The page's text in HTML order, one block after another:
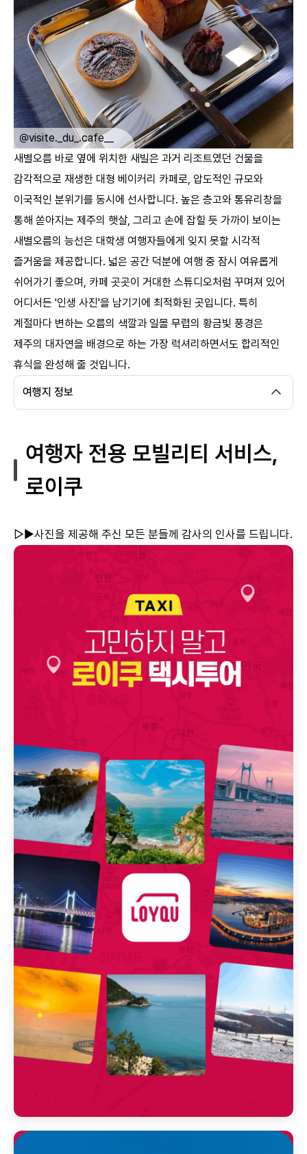
@eeung_ddy ㅤ
새별오름 바로 옆에 위치한 새빌은 과거 리조트였던 건물을
감각적으로 재생한 대형 베이커리 카페로, 압도적인 규모와
이국적인 분위기를 동시에 선사합니다. 높은 층고와 통유리창을
통해 쏟아지는 제주의 햇살, 그리고 손에 잡힐 듯 가까이 보이는
새별오름의 능선은 대학생 여행자들에게 잊지 못할 시각적
즐거움을 제공합니다. 넓은 공간 덕분에 여행 중 잠시 여유롭게
쉬어가기 좋으며, 카페 곳곳이 거대한 스튜디오처럼 꾸며져 있어
어디서든 '인생 사진'을 남기기에 최적화된 곳입니다. 특히
계절마다 변하는 오름의 색깔과 일몰 무렵의 황금빛 풍경은
제주의 대자연을 배경으로 하는 가장 럭셔리하면서도 합리적인
휴식을 완성해 줄 것입니다.
여행지 정보
여행자 전용 모빌리티 서비스,
로이쿠
▷▶사진을 제공해 주신 모든 분들께 감사의 인사를 드립니다.